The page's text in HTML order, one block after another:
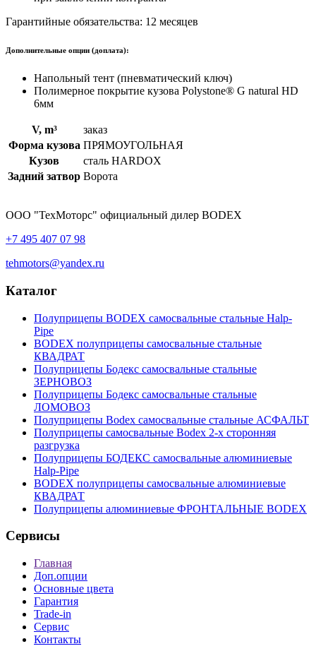
Гарантийные обязательства: 12 месяцев
Дополнительные опции (доплата):
Напольный тент (пневматический ключ)
Полимерное покрытие кузова Polystone® G natural HD
6мм
V, m³
заказ
Форма кузова ПРЯМОУГОЛЬНАЯ
Кузов
сталь HARDOX
Задний затвор Ворота
ООО "ТехМоторс" официальный дилер BODEX
+7 495 407 07 98
tehmotors@yandex.ru
Каталог
Полуприцепы BODEX самосвальные стальные Нalp-
Pipe
BODEX полуприцепы самосвальные стальные
КВАДРАТ
Полуприцепы Бодекс самосвальные стальные
ЗЕРНОВОЗ
Полуприцепы Бодекс самосвальные стальные
ЛОМОВОЗ
Полуприцепы Bodex самосвальные стальные АСФАЛЬТ
Полуприцепы самосвальные Bodex 2-х сторонняя
разгрузка
Полуприцепы БОДЕКС самосвальные алюминиевые
Нalp-Pipe
BODEX полуприцепы самосвальные алюминиевые
КВАДРАТ
Полуприцепы алюминиевые ФРОНТАЛЬНЫЕ BODEX
Сервисы
Главная
Доп.опции
Основные цвета
Гарантия
Trade-in
Сервис
Контакты